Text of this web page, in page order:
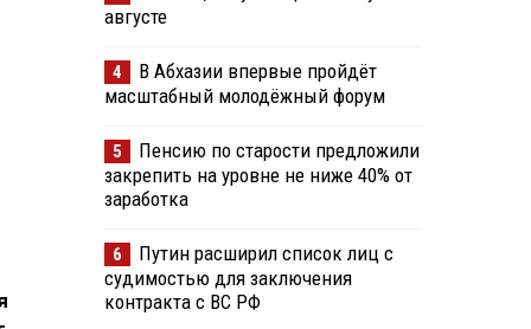
августе
4
В Абхазии впервые пройдёт
масштабный молодёжный форум
5
Пенсию по старости предложили
закрепить на уровне не ниже 40% от
заработка
6
Путин расширил список лиц с
судимостью для заключения
контракта с ВС РФ